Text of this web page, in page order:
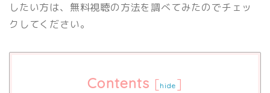
したい方は、無料視聴の方法を調べてみたのでチェッ
クしてください。
Contents [hide ]